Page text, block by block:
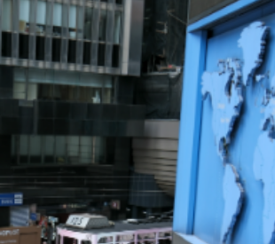
城城方媛甜蜜擁抱
認對手經驗老道 將加強攔防及時應變
策
際「黃金港」
新章
化劑」